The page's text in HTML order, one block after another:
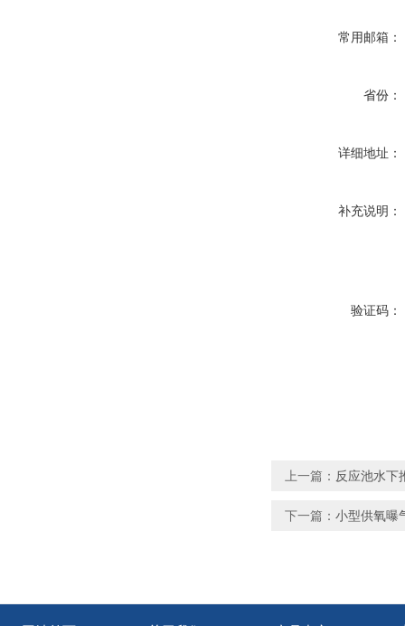
常用邮箱：
省份：
详细地址：
补充说明：
验证码：
上一篇： 反应池水下
下一篇： 小型供氧曝